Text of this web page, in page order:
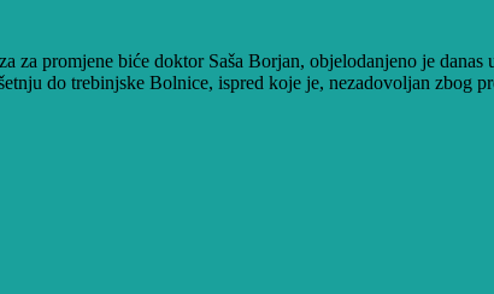
promjene biće doktor Saša Borjan, objelodanjeno je danas
do trebinjske Bolnice, ispred koje je, nezadovoljan zbog